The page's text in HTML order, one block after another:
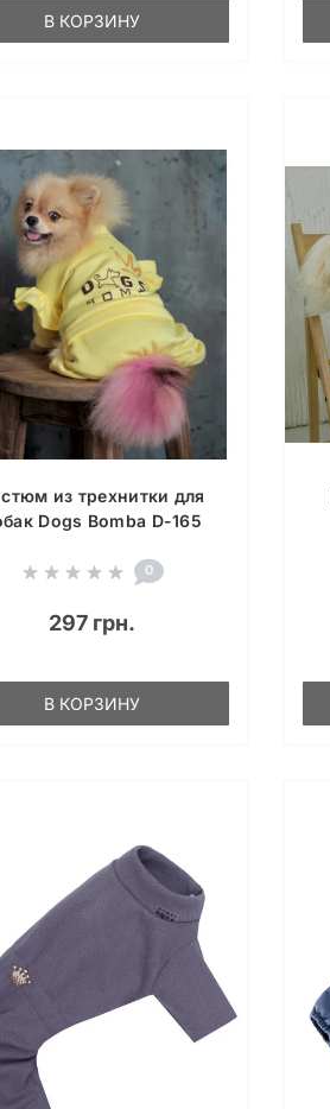
В КОРЗИНУ
из трехнитки для
Dogs Bomba D-165
0
297 грн.
В КОРЗИНУ